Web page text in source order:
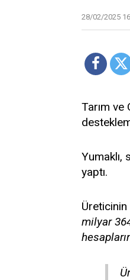
28/02/2025
Tarım ve
Yumaklı,
yaptı.
milyar